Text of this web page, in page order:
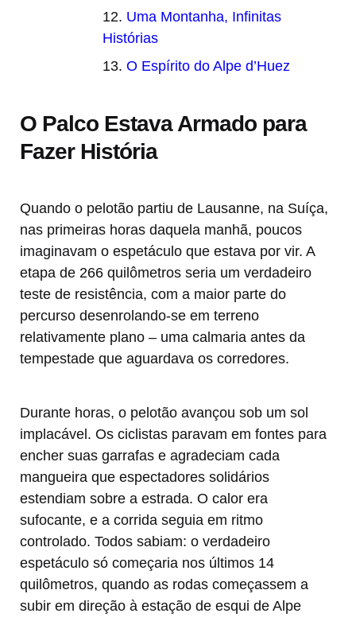
Uma Montanha, Infinitas
Histórias
O Espírito do Alpe d’Huez
O Palco Estava Armado para
Fazer História
Quando o pelotão partiu de Lausanne, na Suíça,
nas primeiras horas daquela manhã, poucos
imaginavam o espetáculo que estava por vir. A
etapa de 266 quilômetros seria um verdadeiro
teste de resistência, com a maior parte do
percurso desenrolando-se em terreno
relativamente plano – uma calmaria antes da
tempestade que aguardava os corredores.
Durante horas, o pelotão avançou sob um sol
implacável. Os ciclistas paravam em fontes para
encher suas garrafas e agradeciam cada
mangueira que espectadores solidários
estendiam sobre a estrada. O calor era
sufocante, e a corrida seguia em ritmo
controlado. Todos sabiam: o verdadeiro
espetáculo só começaria nos últimos 14
quilômetros, quando as rodas começassem a
subir em direção à estação de esqui de Alpe